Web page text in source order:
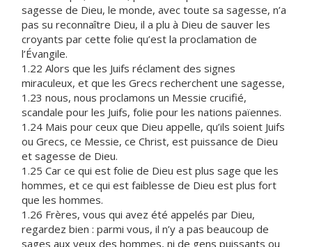
sagesse de Dieu, le monde, avec toute sa sagesse, n’a
pas su reconnaître Dieu, il a plu à Dieu de sauver les
croyants par cette folie qu’est la proclamation de
l’Évangile.
1.22 Alors que les Juifs réclament des signes
miraculeux, et que les Grecs recherchent une sagesse,
1.23 nous, nous proclamons un Messie crucifié,
scandale pour les Juifs, folie pour les nations païennes.
1.24 Mais pour ceux que Dieu appelle, qu’ils soient Juifs
ou Grecs, ce Messie, ce Christ, est puissance de Dieu
et sagesse de Dieu.
1.25 Car ce qui est folie de Dieu est plus sage que les
hommes, et ce qui est faiblesse de Dieu est plus fort
que les hommes.
1.26 Frères, vous qui avez été appelés par Dieu,
regardez bien : parmi vous, il n’y a pas beaucoup de
sages aux yeux des hommes, ni de gens puissants ou